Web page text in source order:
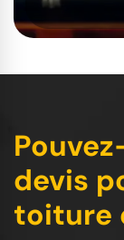
devis
toiture